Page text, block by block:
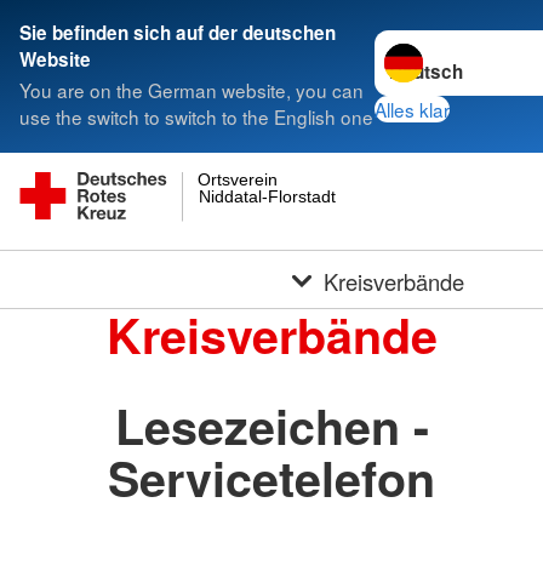
Sie befinden sich auf der deutschen
Website
You are on the German website, you can
use the switch to switch to the English one
Sprache wechseln
Alles klar
Niddatal-Florstadt
Ortsverein
Kreisverbände
Kreisverbände
Lesezeichen -
Servicetelefon